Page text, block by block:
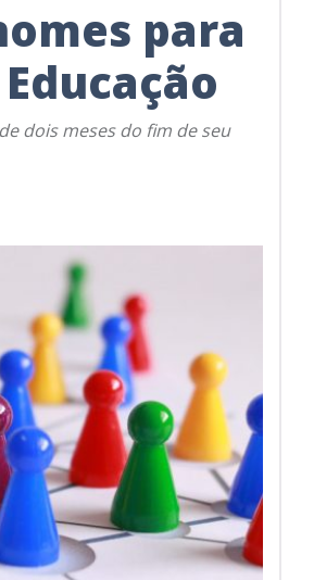
para
dois meses do fim de seu